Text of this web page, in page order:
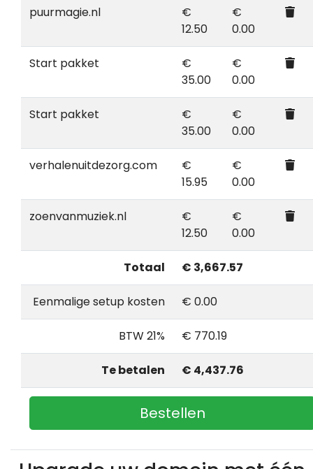
puurmagie.nl
€
12.50
€
0.00
Start pakket
€
35.00
€
0.00
Start pakket
€
35.00
€
0.00
verhalenuitdezorg.com
€
15.95
€
0.00
zoenvanmuziek.nl
€
12.50
€
0.00
Totaal € 3,667.57
Eenmalige setup kosten € 0.00
BTW 21% € 770.19
Te betalen € 4,437.76
Bestellen